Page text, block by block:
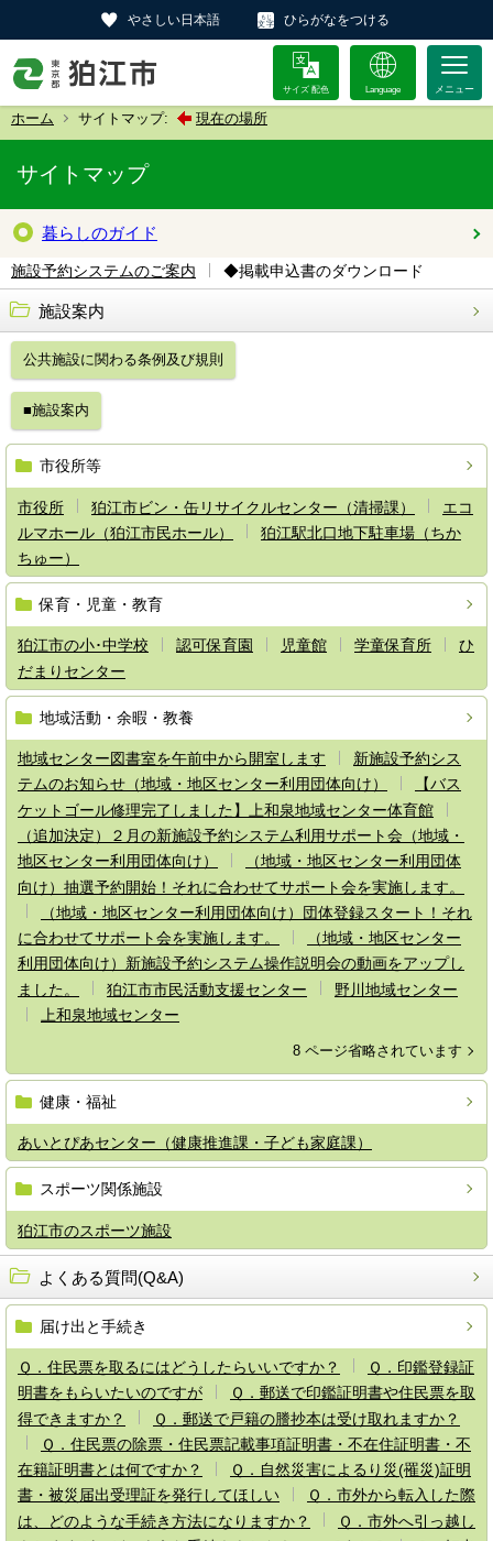
やさしい日本語 ひらがなをつける
サイズ 配色 Language
ホーム サイトマップ: 現在の場所
サイトマップ
暮らしのガイド
施設予約システムのご案内 ◆掲載申込書のダウンロード
施設案内
公共施設に関わる条例及び規則
■施設案内
市役所等
市役所 狛江市ビン・缶リサイクルセンター（清掃課）
エコ
ルマホール（狛江市民ホール）
狛江駅北口地下駐車場（ちか
ちゅー）
保育・児童・教育
狛江市の小･中学校 認可保育園 児童館 学童保育所
ひ
だまりセンター
地域活動・余暇・教養
地域センター図書室を午前中から開室します
新施設予約シス
テムのお知らせ（地域・地区センター利用団体向け）
【バス
ケットゴール修理完了しました】上和泉地域センター体育館
（追加決定）２月の新施設予約システム利用サポート会（地域・
地区センター利用団体向け）
（地域・地区センター利用団体
向け）抽選予約開始！それに合わせてサポート会を実施します。
（地域・地区センター利用団体向け）団体登録スタート！それ
に合わせてサポート会を実施します。
（地域・地区センター
利用団体向け）新施設予約システム操作説明会の動画をアップし
ました。
狛江市市民活動支援センター
野川地域センター
上和泉地域センター
8 ページ省略されています
健康・福祉
あいとぴあセンター（健康推進課・子ども家庭課）
スポーツ関係施設
狛江市のスポーツ施設
よくある質問(Q&A)
届け出と手続き
Ｑ．住民票を取るにはどうしたらいいですか？
Ｑ．印鑑登録証
明書をもらいたいのですが
Ｑ．郵送で印鑑証明書や住民票を取
得できますか？
Ｑ．郵送で戸籍の謄抄本は受け取れますか？
Ｑ．住民票の除票・住民票記載事項証明書・不在住証明書・不
在籍証明書とは何ですか？
Ｑ．自然災害によるり災(罹災)証明
書・被災届出受理証を発行してほしい
Ｑ．市外から転入した際
は、どのような手続き方法になりますか？
Ｑ．市外へ引っ越し